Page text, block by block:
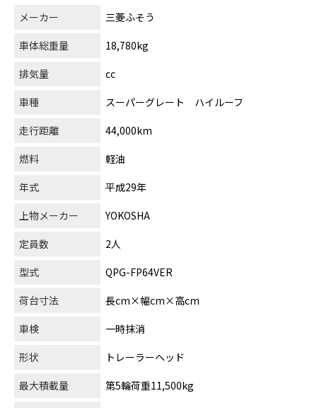
メーカー
三菱ふそう
車体総重量
18,780kg
排気量
cc
車種
スーパーグレート ハイルーフ
走行距離
44,000km
燃料
軽油
年式
平成29年
上物メーカー
YOKOSHA
定員数
2人
型式
QPG-FP64VER
荷台寸法
長cm×幅cm×高cm
車検
一時抹消
形状
トレーラーヘッド
最大積載量
第5輪荷重11,500kg